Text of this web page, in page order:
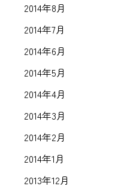
2014年8月
2014年7月
2014年6月
2014年5月
2014年4月
2014年3月
2014年2月
2014年1月
2013年12月